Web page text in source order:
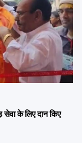
के लिए दान किए